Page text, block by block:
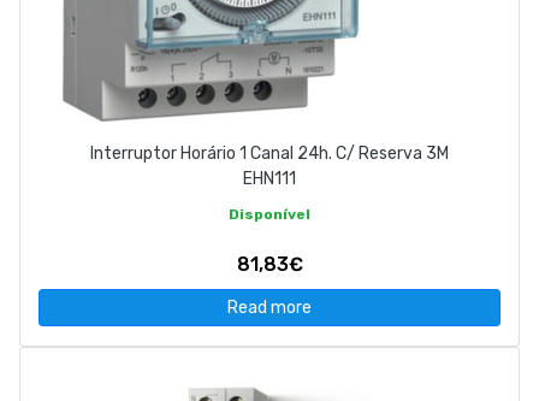
Interruptor Horário 1 Canal 24h. C/ Reserva 3M
EHN111
Disponível
81,83€
Read more